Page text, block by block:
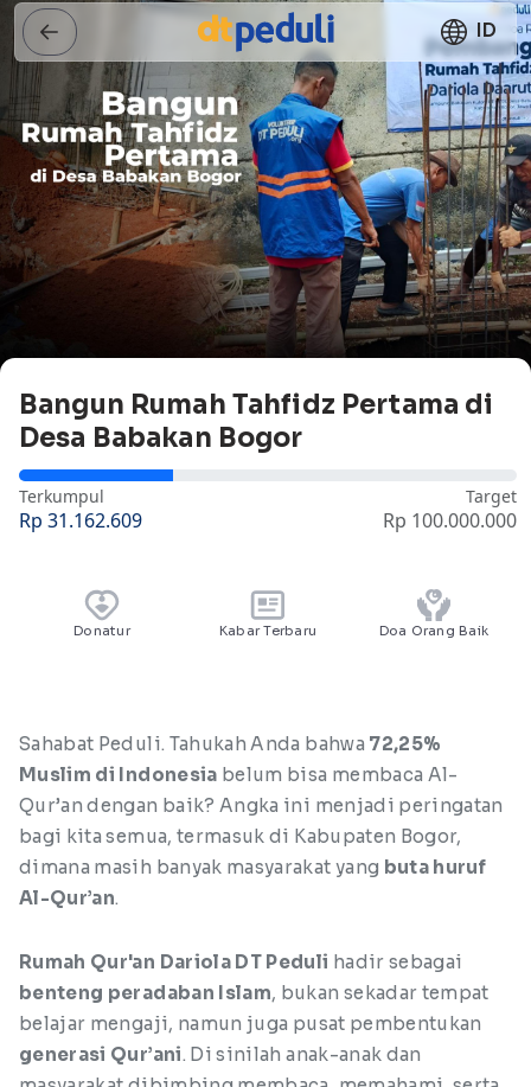
ID
Bangun Rumah Tahfidz Pertama di
Desa Babakan Bogor
Terkumpul
Rp 31.162.609
Target
Rp 100.000.000
Donatur Kabar Terbaru Doa Orang Baik
Sahabat Peduli. Tahukah Anda bahwa 72,25%
Muslim di Indonesia belum bisa membaca Al-
Qur’an dengan baik? Angka ini menjadi peringatan
bagi kita semua, termasuk di Kabupaten Bogor,
dimana masih banyak masyarakat yang buta huruf
Al-Qur’an.
Rumah Qur'an Dariola DT Peduli hadir sebagai
benteng peradaban Islam, bukan sekadar tempat
belajar mengaji, namun juga pusat pembentukan
generasi Qur’ani. Di sinilah anak-anak dan